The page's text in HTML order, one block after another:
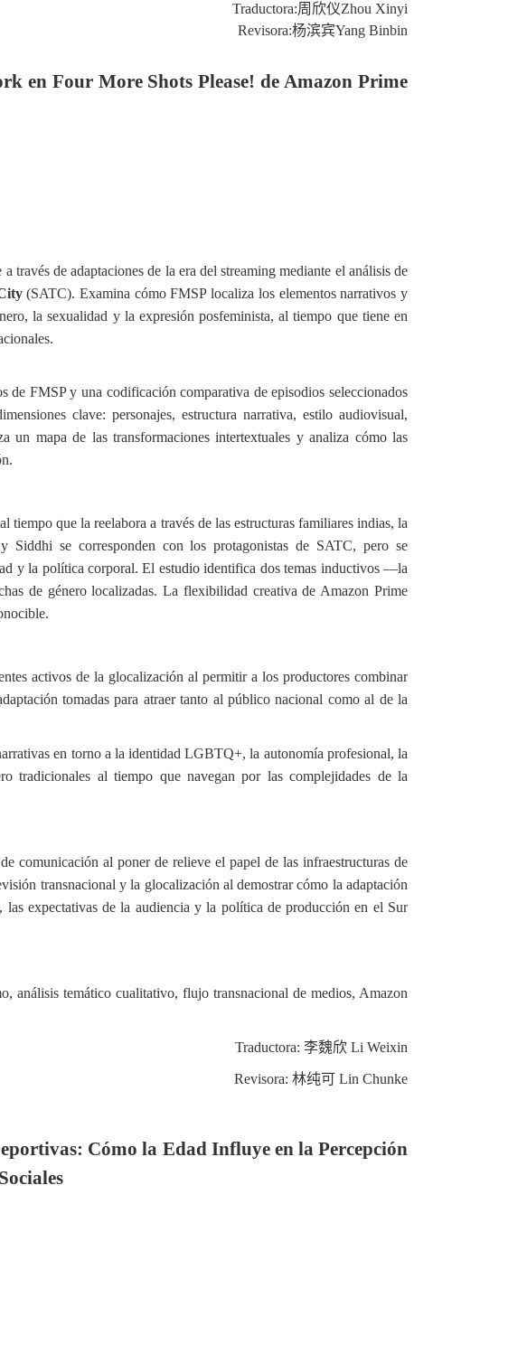
Traductora:周欣仪Zhou Xinyi
Revisora:杨滨宾Yang Binbin
en Four More Shots Please! de Amazon Prime
de adaptaciones de la era del streaming mediante el análisis de
(SATC). Examina cómo FMSP localiza los elementos narrativos y
la sexualidad y la expresión posfeminista, al tiempo que tiene en
FMSP y una codificación comparativa de episodios seleccionados
clave: personajes, estructura narrativa, estilo audiovisual,
un mapa de las transformaciones intertextuales y analiza cómo las
que la reelabora a través de las estructuras familiares indias, la
se corresponden con los protagonistas de SATC, pero se
y la política corporal. El estudio identifica dos temas inductivos —la
de género localizadas. La flexibilidad creativa de Amazon Prime
activos de la glocalización al permitir a los productores combinar
tomadas para atraer tanto al público nacional como al de la
en torno a la identidad LGBTQ+, la autonomía profesional, la
tradicionales al tiempo que navegan por las complejidades de la
comunicación al poner de relieve el papel de las infraestructuras de
transnacional y la glocalización al demostrar cómo la adaptación
expectativas de la audiencia y la política de producción en el Sur
análisis temático cualitativo, flujo transnacional de medios, Amazon
Traductora: 李魏欣 Li Weixin
Revisora: 林纯可 Lin Chunke
Cómo la Edad Influye en la Percepción